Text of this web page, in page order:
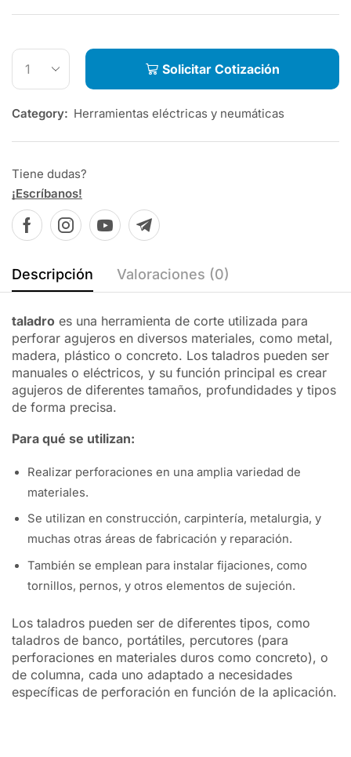
Solicitar Cotización
Category: Herramientas eléctricas y neumáticas
Tiene dudas?
¡Escríbanos!
Descripción Valoraciones (0)
taladro es una herramienta de corte utilizada para
perforar agujeros en diversos materiales, como metal,
madera, plástico o concreto. Los taladros pueden ser
manuales o eléctricos, y su función principal es crear
agujeros de diferentes tamaños, profundidades y tipos
de forma precisa.
Para qué se utilizan:
Realizar perforaciones en una amplia variedad de
materiales.
Se utilizan en construcción, carpintería, metalurgia, y
muchas otras áreas de fabricación y reparación.
También se emplean para instalar fijaciones, como
tornillos, pernos, y otros elementos de sujeción.
Los taladros pueden ser de diferentes tipos, como
taladros de banco, portátiles, percutores (para
perforaciones en materiales duros como concreto), o
de columna, cada uno adaptado a necesidades
específicas de perforación en función de la aplicación.